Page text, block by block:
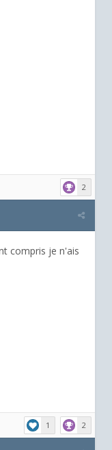
2
compris je n'ais
1 2